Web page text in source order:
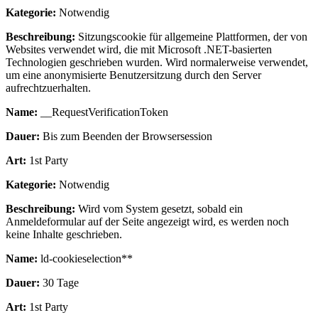
Kategorie: Notwendig
Beschreibung: Sitzungscookie für allgemeine Plattformen, der von
Websites verwendet wird, die mit Microsoft .NET-basierten
Technologien geschrieben wurden. Wird normalerweise verwendet,
um eine anonymisierte Benutzersitzung durch den Server
aufrechtzuerhalten.
Name: __RequestVerificationToken
Dauer: Bis zum Beenden der Browsersession
Art: 1st Party
Kategorie: Notwendig
Beschreibung: Wird vom System gesetzt, sobald ein
Anmeldeformular auf der Seite angezeigt wird, es werden noch
keine Inhalte geschrieben.
Name: ld-cookieselection**
Dauer: 30 Tage
Art: 1st Party